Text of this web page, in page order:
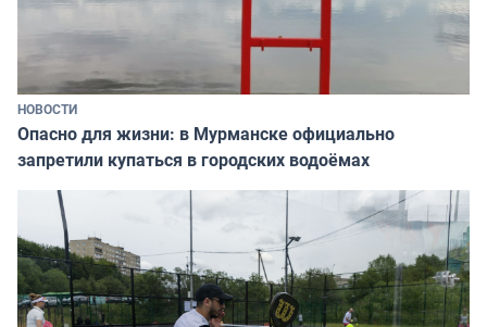
НОВОСТИ
Опасно для жизни: в Мурманске официально
запретили купаться в городских водоёмах